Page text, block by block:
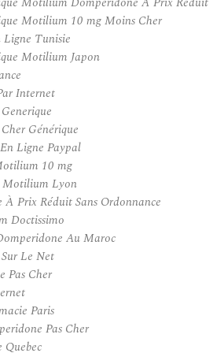
Motilium 10 mg Moins Cher
Tunisie
Motilium Japon
Internet
Générique
Ligne Paypal
10 mg
Motilium Lyon
Prix Réduit Sans Ordonnance
Doctissimo
Au Maroc
Le Net
Pas Cher
Paris
Pas Cher